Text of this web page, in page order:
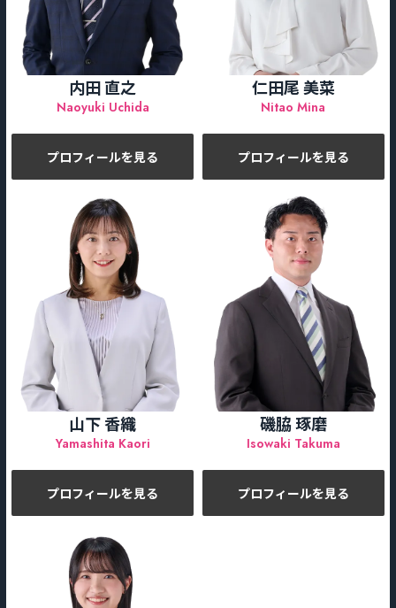
内田 直之
Naoyuki Uchida
プロフィールを見る
仁田尾 美菜
Nitao Mina
プロフィールを見る
山下 香織
Yamashita Kaori
プロフィールを見る
磯脇 琢磨
Isowaki Takuma
プロフィールを見る